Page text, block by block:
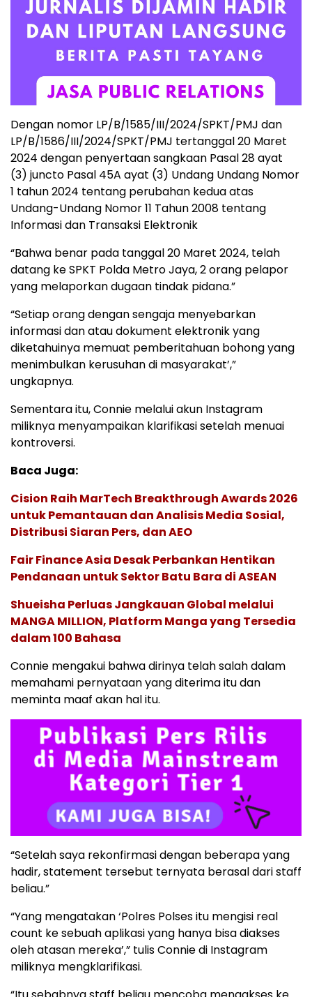
Dengan nomor LP/B/1585/III/2024/SPKT/PMJ dan
LP/B/1586/III/2024/SPKT/PMJ tertanggal 20 Maret
2024 dengan penyertaan sangkaan Pasal 28 ayat
(3) juncto Pasal 45A ayat (3) Undang Undang Nomor
1 tahun 2024 tentang perubahan kedua atas
Undang-Undang Nomor 11 Tahun 2008 tentang
Informasi dan Transaksi Elektronik
“Bahwa benar pada tanggal 20 Maret 2024, telah
datang ke SPKT Polda Metro Jaya, 2 orang pelapor
yang melaporkan dugaan tindak pidana.”
“Setiap orang dengan sengaja menyebarkan
informasi dan atau dokument elektronik yang
diketahuinya memuat pemberitahuan bohong yang
menimbulkan kerusuhan di masyarakat’,”
ungkapnya.
Sementara itu, Connie melalui akun Instagram
miliknya menyampaikan klarifikasi setelah menuai
kontroversi.
Baca Juga:
Cision Raih MarTech Breakthrough Awards 2026
untuk Pemantauan dan Analisis Media Sosial,
Distribusi Siaran Pers, dan AEO
Fair Finance Asia Desak Perbankan Hentikan
Pendanaan untuk Sektor Batu Bara di ASEAN
Shueisha Perluas Jangkauan Global melalui
MANGA MILLION, Platform Manga yang Tersedia
dalam 100 Bahasa
Connie mengakui bahwa dirinya telah salah dalam
memahami pernyataan yang diterima itu dan
meminta maaf akan hal itu.
“Setelah saya rekonfirmasi dengan beberapa yang
hadir, statement tersebut ternyata berasal dari staff
beliau.”
“Yang mengatakan ‘Polres Polses itu mengisi real
count ke sebuah aplikasi yang hanya bisa diakses
oleh atasan mereka’,” tulis Connie di Instagram
miliknya mengklarifikasi.